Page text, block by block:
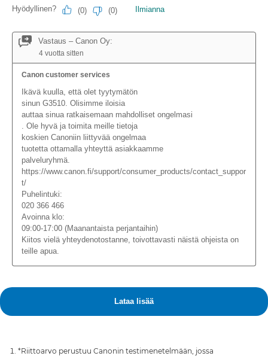
*Riittoarvo perustuu Canonin testimenetelmään, jossa